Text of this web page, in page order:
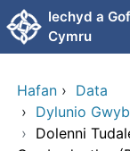
Neidio i'r prif
Iechyd a
Cymru
Hafan › Data
› Dylunio
› Dolenni